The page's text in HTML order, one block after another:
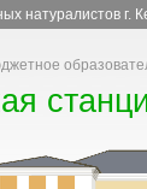
натуралистов